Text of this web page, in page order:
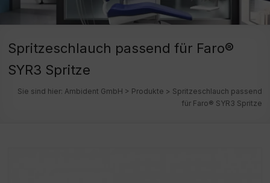
Spritzeschlauch passend für Faro®
SYR3 Spritze
Sie sind hier: Ambident GmbH > Produkte > Spritzeschlauch passend
für Faro® SYR3 Spritze